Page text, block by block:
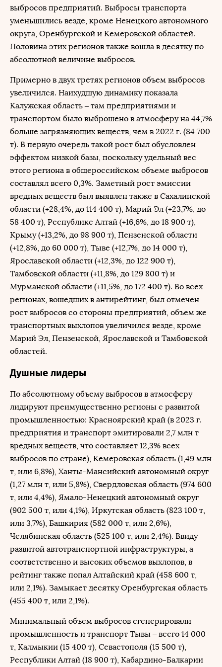
выбросов предприятий. Выбросы транспорта
уменьшились везде, кроме Ненецкого автономного
округа, Оренбургской и Кемеровской областей.
Половина этих регионов также вошла в десятку по
абсолютной величине выбросов.
Примерно в двух третях регионов объем выбросов
увеличился. Наихудшую динамику показала
Калужская область – там предприятиями и
транспортом было выброшено в атмосферу на 44,7%
больше загрязняющих веществ, чем в 2022 г. (84 700
т). В первую очередь такой рост был обусловлен
эффектом низкой базы, поскольку удельный вес
этого региона в общероссийском объеме выбросов
составлял всего 0,3%. Заметный рост эмиссии
вредных веществ был выявлен также в Сахалинской
области (+28,4%, до 114 400 т), Марий Эл (+23,7%, до
58 400 т), Республике Алтай (+16,6%, до 18 900 т),
Крыму (+13,2%, до 98 900 т), Пензенской области
(+12,8%, до 60 000 т), Тыве (+12,7%, до 14 000 т),
Ярославской области (+12,3%, до 122 900 т),
Тамбовской области (+11,8%, до 129 800 т) и
Мурманской области (+11,5%, до 172 400 т). Во всех
регионах, вошедших в антирейтинг, был отмечен
рост выбросов со стороны предприятий, объем же
транспортных выхлопов увеличился везде, кроме
Марий Эл, Пензенской, Ярославской и Тамбовской
областей.
Душные лидеры
По абсолютному объему выбросов в атмосферу
лидируют преимущественно регионы с развитой
промышленностью: Красноярский край (в 2023 г.
предприятия и транспорт эмитировали 2,7 млн т
вредных веществ, что составляет 12,3% всех
выбросов по стране), Кемеровская область (1,49 млн
т, или 6,8%), Ханты-Мансийский автономный округ
(1,27 млн т, или 5,8%), Свердловская область (974 600
т, или 4,4%), Ямало-Ненецкий автономный округ
(902 500 т, или 4,1%), Иркутская область (823 100 т,
или 3,7%), Башкирия (582 000 т, или 2,6%),
Челябинская область (525 100 т, или 2,4%). Ввиду
развитой автотранспортной инфраструктуры, а
соответственно и высоких объемов выхлопов, в
рейтинг также попал Алтайский край (458 600 т,
или 2,1%). Замыкает десятку Оренбургская область
(455 400 т, или 2,1%).
Минимальный объем выбросов сгенерировали
промышленность и транспорт Тывы – всего 14 000
т, Калмыкии (15 400 т), Севастополя (15 500 т),
Республики Алтай (18 900 т), Кабардино-Балкарии